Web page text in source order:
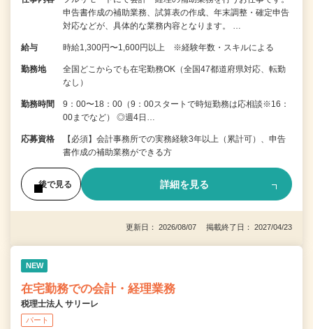
申告書作成の補助業務、試算表の作成、年末調整・確定申告
対応などが、具体的な業務内容となります。 …
給与 時給1,300円〜1,600円以上 ※経験年数・スキルによる
勤務地
全国どこからでも在宅勤務OK（全国47都道府県対応、転勤
なし）
勤務時間
9：00〜18：00（9：00スタートで時短勤務は応相談※16：
00までなど） ◎週4日…
応募資格
【必須】会計事務所での実務経験3年以上（累計可）、申告
書作成の補助業務ができる方
後で見る 詳細を見る
更新日： 2026/08/07 掲載終了日： 2027/04/23
NEW
在宅勤務での会計・経理業務
税理士法人 サリーレ
パート